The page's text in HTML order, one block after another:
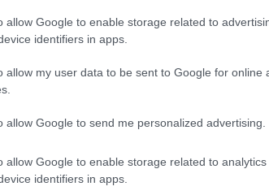
allow Google to enable storage related to
identifiers in apps.
allow my user data to be sent to Google for online
allow Google to send me personalized advertising.
allow Google to enable storage related to
identifiers in apps.
akinek több
kellett volna
Komoly döntést hozott
Collins szakértő úgy vélekedett,
karrierje további részét.